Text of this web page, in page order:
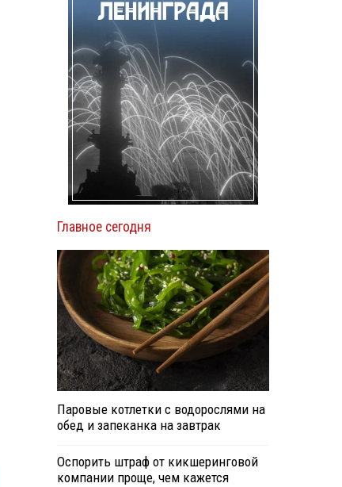
Главное сегодня
Паровые котлетки с водорослями на
обед и запеканка на завтрак
Оспорить штраф от кикшеринговой
компании проще, чем кажется